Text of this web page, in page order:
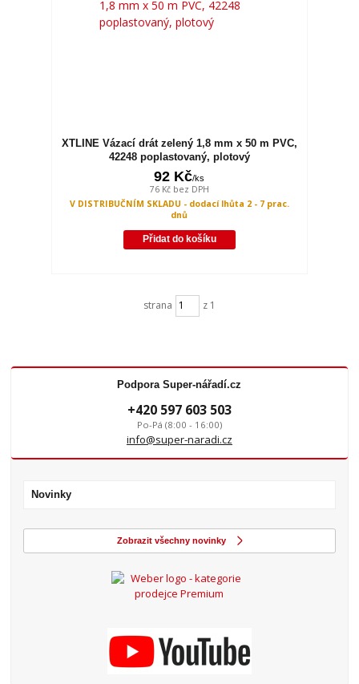
XTLINE Vázací drát zelený 1,8 mm x 50 m PVC,
42248 poplastovaný, plotový
92 Kč/ks
76 Kč bez DPH
V DISTRIBUČNÍM SKLADU - dodací lhůta 2 - 7 prac.
dnů
Přidat do košíku
strana z 1
Podpora Super-nářadí.cz
+420 597 603 503
Po-Pá (8:00 - 16:00)
info@super-naradi.cz
Novinky
Zobrazit všechny novinky